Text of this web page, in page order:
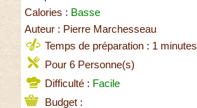
Calories : Basse
Auteur : Pierre Marchesseau
Temps de préparation : 1 minutes
Pour 6 Personne(s)
Difficulté : Facile
Budget :